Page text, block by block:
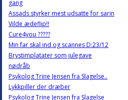
gang
Assads styrker mest udsatte for sarin
Vilde ædeflip!!
Cure4you ?????
Min far skal ind og scannes D:23/12
Brystimplatater som julegave
nødråb
Psykolog Trine Jensen fra Slagelse..
Lykkpiller der dræber
Psykolog Trine Jensen fra Slagelse